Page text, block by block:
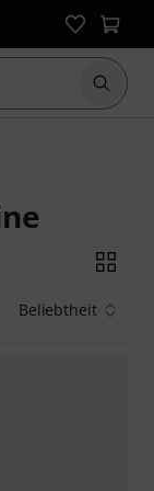
Suche
Beliebtheit